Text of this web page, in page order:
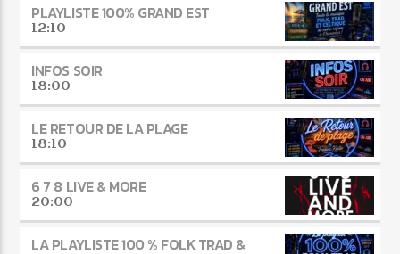
PLAYLISTE 100% GRAND EST
12:10
INFOS SOIR
18:00
LE RETOUR DE LA PLAGE
18:10
6 7 8 LIVE & MORE
20:00
LA PLAYLISTE 100 % FOLK TRAD &